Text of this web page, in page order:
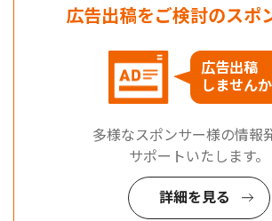
広告出稿をご検討のスポ
広告出稿
しません
多様なスポンサー様の情報
サポートいたします。
詳細を見る